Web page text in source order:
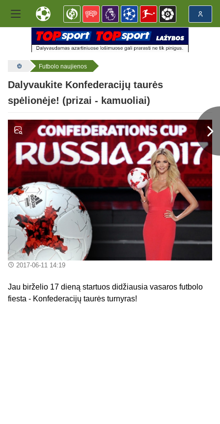
Futbolo naujienos
Dalyvaukite Konfederacijų taurės
spėlionėje! (prizai - kamuoliai)
2017-06-11 14:19
Jau birželio 17 dieną startuos didžiausia vasaros futbolo
fiesta - Konfederacijų taurės turnyras!